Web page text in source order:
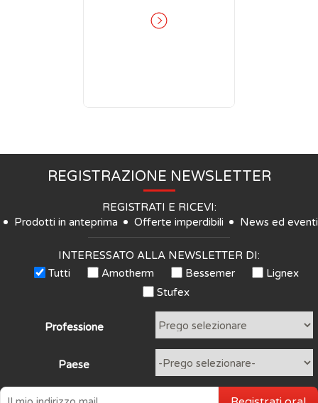
REGISTRAZIONE NEWSLETTER
REGISTRATI E RICEVI:
Prodotti in anteprima
Offerte imperdibili News ed eventi
INTERESSATO ALLA NEWSLETTER DI:
Tutti
Amotherm Bessemer
Lignex
Stufex
Professione
Paese